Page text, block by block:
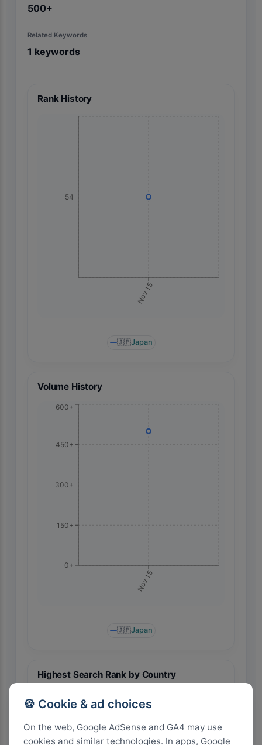
🍪 Cookie & ad choices
On the web, Google AdSense and GA4 may use
cookies and similar technologies. In apps, Google
500+
Related Keywords
1 keywords
Rank History
Nov 15
54
🇯🇵Japan
Volume History
Nov 15
0+
150+
300+
450+
600+
🇯🇵Japan
Highest Search Rank by Country